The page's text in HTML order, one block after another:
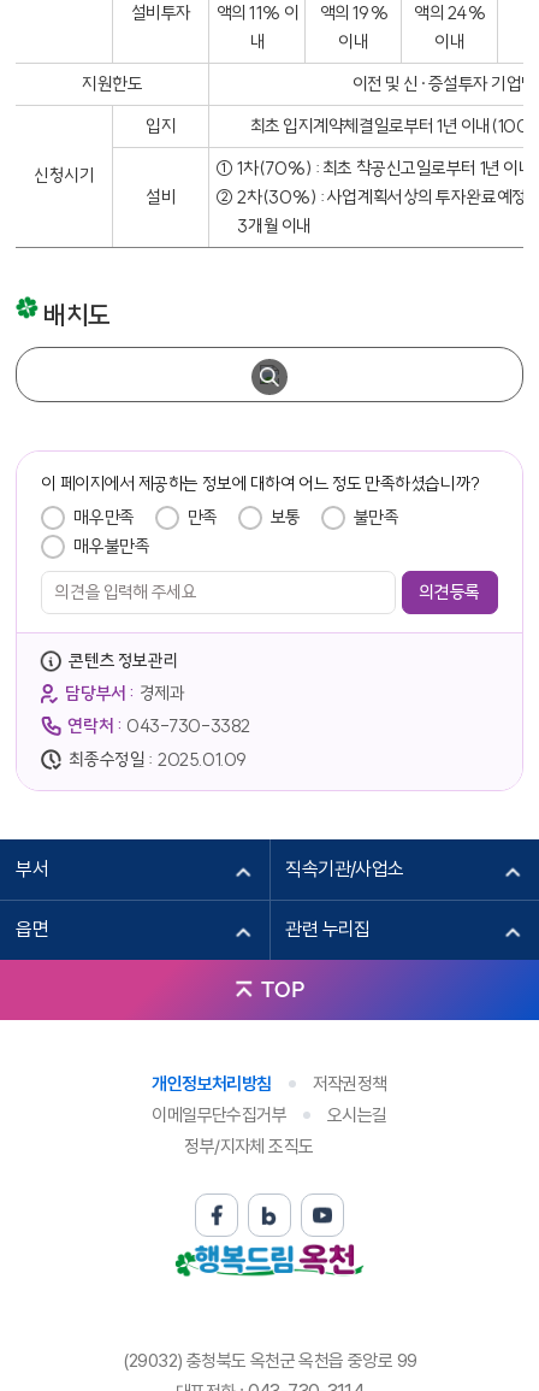
설비투자
액의 11% 이
내
액의 19%
이내
액의 24%
이내
지원한도
이전 및 신·증설투자 기업
신청시기
입지 최초 입지계약체결일로부터 1년 이내
설비
① 1차(70%) : 최초 착공신고일로부터 1년 이내
② 2차(30%) : 사업계획서상의 투자완료예정
3개월 이내
배치도
이 페이지에서 제공하는 정보에 대하여 어느 정도 만족하셨습니까?
매우만족 만족 보통
불만족
매우불만족
콘텐츠 정보관리
담당부서 : 경제과
연락처 : 043-730-3382
최종수정일 : 2025.01.09
부서 직속기관/사업소
읍면 관련 누리집
TOP
개인정보처리방침
저작권정책
이메일무단수집거부
오시는길
정부/지자체 조직도
(29032) 충청북도 옥천군 옥천읍 중앙로 99